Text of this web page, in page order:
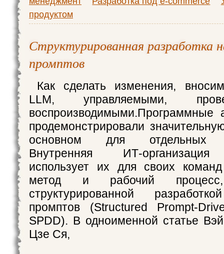
продуктом
Структурированная разработка
промптов
Как сделать изменения,
LLM, управляемыми,
воспроизводимыми.Программные
продемонстрировали
основном для отдельных
Внутренняя ИТ-
использует их для своих
метод и рабочий
структурированной
промптов (Structured Prompt-
SPDD). В одноименной статье
Цзе Ся,